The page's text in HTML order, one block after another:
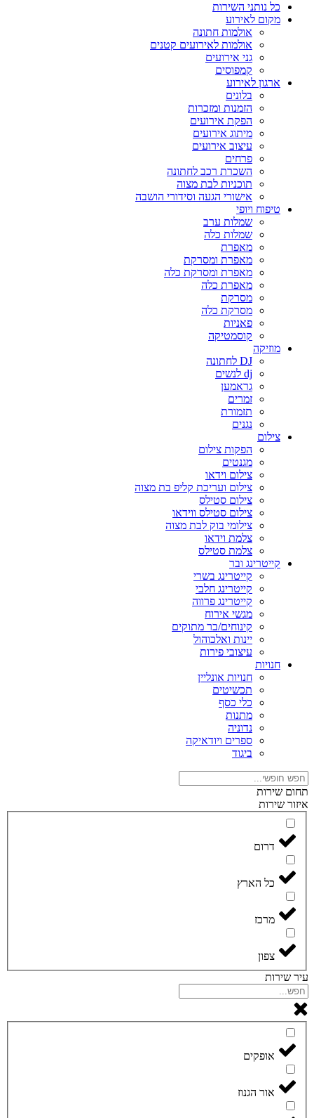
כל נותני השירות
מקום לאירוע
אולמות חתונה
אולמות לאירועים קטנים
גני אירועים
קמפוסים
ארגון לאירוע
בלונים
הזמנות ומזכרות
הפקת אירועים
מיתוג אירועים
עיצוב אירועים
פרחים
השכרת רכב לחתונה
תוכניות לבת מצוה
אישורי הגעה וסידורי הושבה
טיפוח ויופי
שמלות ערב
שמלות כלה
מאפרת
מאפרת ומסרקת
מאפרת ומסרקת כלה
מאפרת כלה
מסרקת
מסרקת כלה
פאניות
קוסמטיקה
מוזיקה
DJ לחתונה
dj לנשים
גראמען
זמרים
תזמורת
נגנים
צילום
הפקות צילום
מגנטים
צילום וידאו
צילום ועריכת קליפ בת מצוה
צילום סטילס
צילום סטילס ווידאו
צילומי בוק לבת מצוה
צלמת וידאו
צלמת סטילס
קייטרינג ובר
קייטרינג בשרי
קייטרינג חלבי
קייטרינג פרווה
מגשי אירוח
קינוחים/בר מתוקים
יינות ואלכוהול
עיצובי פירות
חנויות
חנויות אונליין
תכשיטים
כלי כסף
מתנות
נדוניה
ספרים ויודאיקה
ביגוד
תחום שירות
איזור שירות
דרום
כל הארץ
מרכז
צפון
עיר שירות
אופקים
אור הגנוז